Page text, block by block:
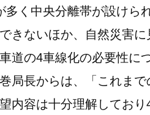
く中央分離帯が設けら
きないほか、自然災害
道の4車線化の必要性に
局長からは、「これま
内容は十分理解してお